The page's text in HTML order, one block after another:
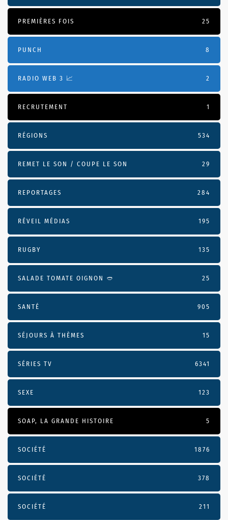
PREMIÈRES FOIS 25
PUNCH 8
RADIO WEB 3 📈 2
RECRUTEMENT 1
RÉGIONS 534
REMET LE SON / COUPE LE SON 29
REPORTAGES 284
RÉVEIL MÉDIAS 195
RUGBY 135
SALADE TOMATE OIGNON 🥙 25
SANTÉ 905
SÉJOURS À THÈMES 15
SÉRIES TV 6341
SEXE 123
SOAP, LA GRANDE HISTOIRE 5
SOCIÉTÉ 1876
SOCIÉTÉ 378
SOCIÉTÉ 211